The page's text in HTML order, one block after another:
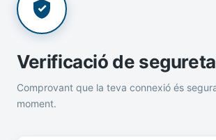
Verificació de
Comprovant que la teva connexió és
moment.